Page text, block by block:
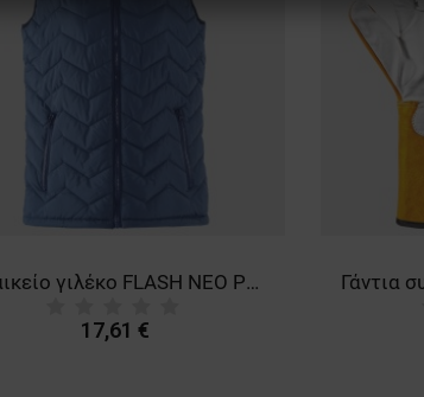
Γυναικείο γιλέκο FLASH NEO PETROL
17,61 €
Γάντια